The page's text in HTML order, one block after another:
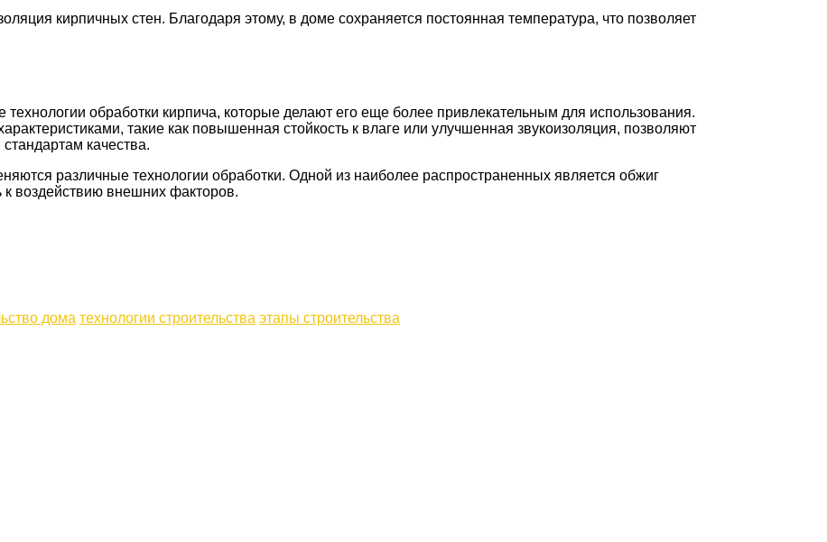
кирпичных стен. Благодаря этому, в доме сохраняется постоянная температура, что позволяет
обработки кирпича, которые делают его еще более привлекательным для использования.
такие как повышенная стойкость к влаге или улучшенная звукоизоляция, позволяют
качества.
различные технологии обработки. Одной из наиболее распространенных является обжиг
к воздействию внешних факторов.
дома технологии строительства этапы строительства